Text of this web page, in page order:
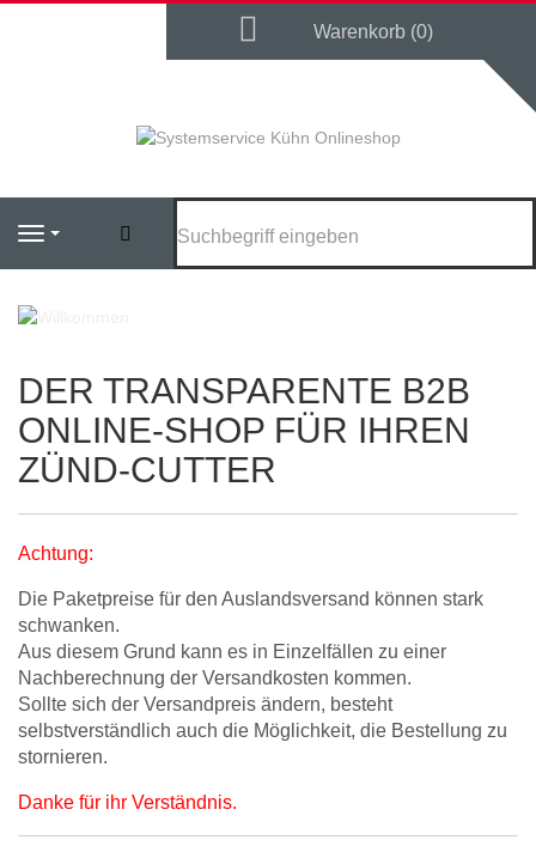
Warenkorb
Warenkorb (0)
Navigation Suchen
DER TRANSPARENTE B2B
ONLINE-SHOP FÜR IHREN
ZÜND-CUTTER
Achtung:
Die Paketpreise für den Auslandsversand können stark
schwanken.
Aus diesem Grund kann es in Einzelfällen zu einer
Nachberechnung der Versandkosten kommen.
Sollte sich der Versandpreis ändern, besteht
selbstverständlich auch die Möglichkeit, die Bestellung zu
stornieren.
Danke für ihr Verständnis.